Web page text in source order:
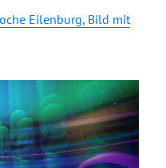
oche Eilenburg, Bild mit